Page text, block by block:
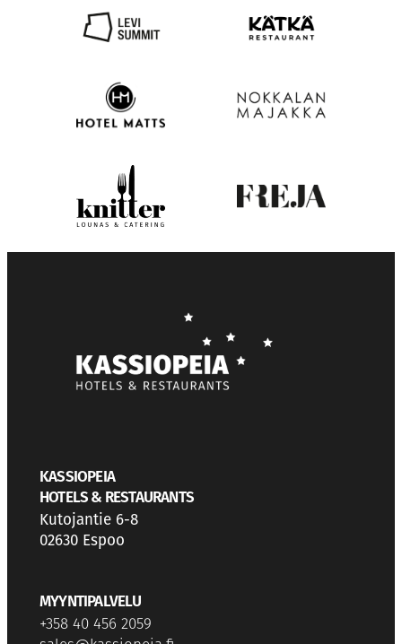
KASSIOPEIA
HOTELS & RESTAURANTS
Kutojantie 6-8
02630 Espoo
MYYNTIPALVELU
+358 40 456 2059